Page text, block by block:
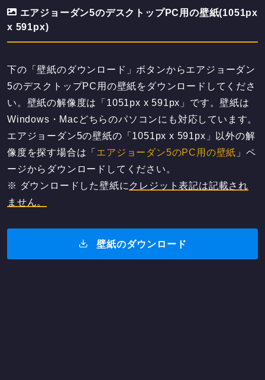
エアジョーダン5のデスクトップPC用の壁紙(1051px
x 591px)
下の「壁紙のダウンロード」ボタンからエアジョーダン
5のデスクトップPC用の壁紙をダウンロードしてくださ
い。壁紙の解像度は「1051px x 591px」です。壁紙は
Windows・Macどちらのパソコンにも対応しています。
エアジョーダン5の壁紙の「1051px x 591px」以外の解
像度を探す場合は「 エアジョーダン5のPC用の壁紙 」ペ
ージからダウンロードしてください。
※ ダウンロードした壁紙にクレジット表記は記載され
ません。
壁紙のダウンロード